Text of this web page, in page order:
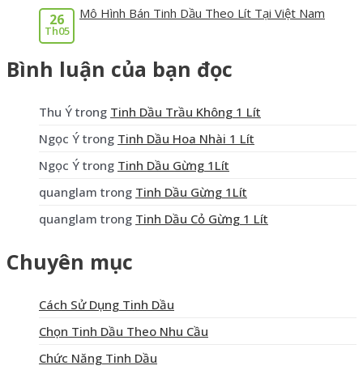
26
Th05
Mô Hình Bán Tinh Dầu Theo Lít Tại Việt Nam
Bình luận của bạn đọc
Thu Ý trong Tinh Dầu Trầu Không 1 Lít
Ngọc Ý trong Tinh Dầu Hoa Nhài 1 Lít
Ngọc Ý trong Tinh Dầu Gừng 1Lít
quanglam trong Tinh Dầu Gừng 1Lít
quanglam trong Tinh Dầu Cỏ Gừng 1 Lít
Chuyên mục
Cách Sử Dụng Tinh Dầu
Chọn Tinh Dầu Theo Nhu Cầu
Chức Năng Tinh Dầu